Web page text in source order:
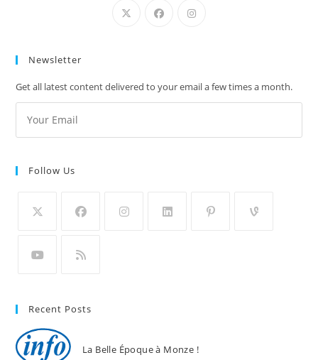
Newsletter
Get all latest content delivered to your email a few times a month.
Follow Us
Recent Posts
La Belle Époque à Monze !